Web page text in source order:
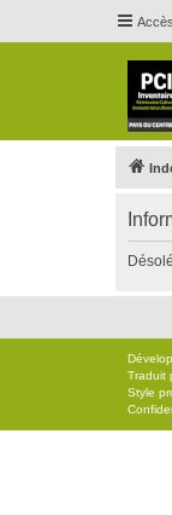
Traduit
Style